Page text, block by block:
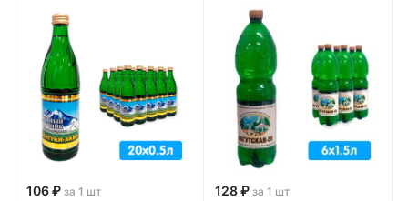
106 ₽ за 1 шт
128 ₽ за 1 шт